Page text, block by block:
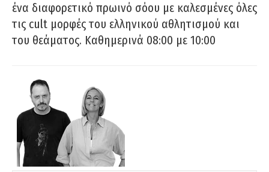
ένα διαφορετικό πρωινό σόου με καλεσμένες όλες
τις cult μορφές του ελληνικού αθλητισμού και
του θεάματος. Καθημερινά 08:00 με 10:00